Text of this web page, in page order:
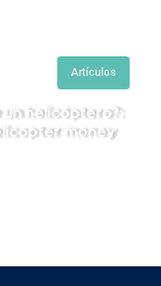
Artículos
un helicóptero?:
money